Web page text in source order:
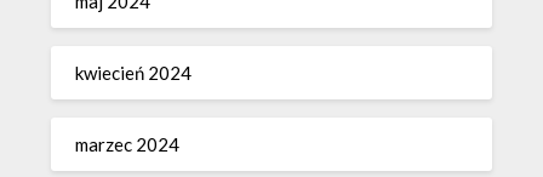
kwiecień 2024
marzec 2024